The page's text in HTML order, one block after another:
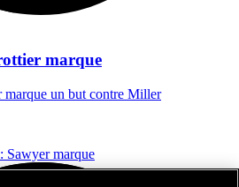
marque
un but contre Miller